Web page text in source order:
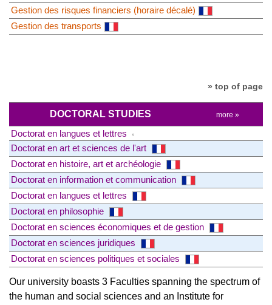
Gestion des risques financiers (horaire décalé)
Gestion des transports
» top of page
DOCTORAL STUDIES more »
Doctorat en langues et lettres
Doctorat en art et sciences de l'art
Doctorat en histoire, art et archéologie
Doctorat en information et communication
Doctorat en langues et lettres
Doctorat en philosophie
Doctorat en sciences économiques et de gestion
Doctorat en sciences juridiques
Doctorat en sciences politiques et sociales
Our university boasts 3 Faculties spanning the spectrum of
the human and social sciences and an Institute for